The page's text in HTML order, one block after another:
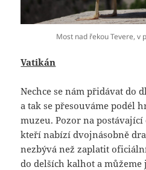
Most nad řekou Tevere, v
Vatikán
Nechce se nám přidávat do
a tak se přesouváme podél
muzeu. Pozor na
kteří nabízí dvojnásobně
nezbývá než zaplatit
do delších kalhot a můžeme